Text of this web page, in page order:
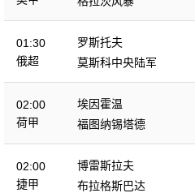
01:30
俄超
罗斯托夫
莫斯科中央陆军
02:00
荷甲
埃因霍温
福图纳锡塔德
02:00
捷甲
博雷斯拉夫
布拉格斯巴达